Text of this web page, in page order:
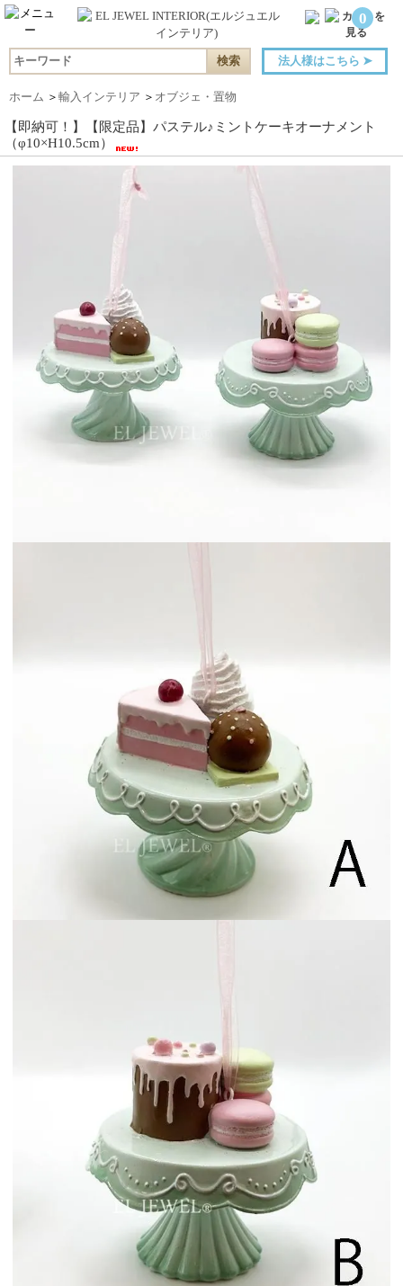
0
法人様はこちら ➤
ホーム ＞ 輸入インテリア ＞ オブジェ・置物
【即納可！】【限定品】パステル♪ミントケーキオーナメント
（φ10×H10.5cm）